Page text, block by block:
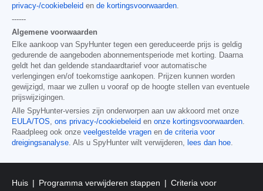
privacy-/cookiebeleid en de kortingsvoorwaarden
------
Algemene voorwaarden
Elke aankoop van SpyHunter tegen een gereduceerde prijs is geldig
gedurende de aangeboden abonnementsperiode met korting. Daarna
geldt het dan geldende standaardtarief voor automatische
verlengingen en/of toekomstige aankopen. Prijzen kunnen worden
gewijzigd, maar we zullen u vooraf op de hoogte stellen van eventuele
prijswijzigingen.
Alle SpyHunter-versies zijn onderworpen aan uw akkoord met onze
EULA/TOS
ons privacy-/cookiebeleid en onze kortingsvoorwaarden
Raadpleeg ook onze veelgestelde vragen en de criteria voor
dreigingsanalyse . Als u SpyHunter wilt verwijderen, lees dan hoe
Huis Programma verwijderen stappen
Criteria voor